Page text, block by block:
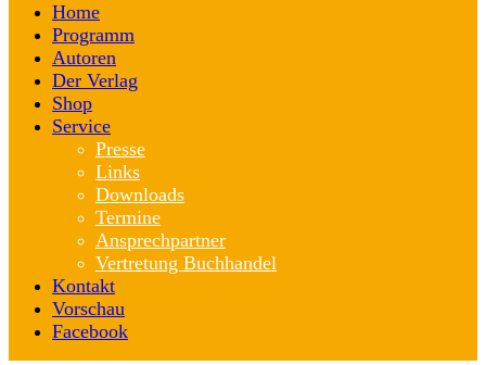
Home
Programm
Autoren
Der Verlag
Shop
Service
Presse
Links
Downloads
Termine
Ansprechpartner
Vertretung Buchhandel
Kontakt
Vorschau
Facebook